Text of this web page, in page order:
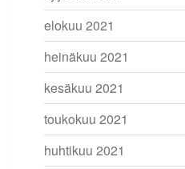
elokuu 2021
heinäkuu 2021
kesäkuu 2021
toukokuu 2021
huhtikuu 2021